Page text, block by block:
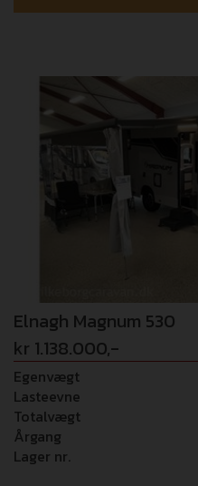
er inkluderet i prisen:
Midi Heki 70x50cm -
Elektrisk trin -
TPMS (dæktrykskontrol) -
gearknop i læder - Techno
Radio med 9”
+ ratbetjening -
med disse pakker:
markise AUTOMATGEAR
automatgearkasse PACK
Adaptiv fartpilot - Fuld
Elnagh Magnum 530
kr 1.138.000,-
Egenvægt
Lasteevne
Totalvægt
Årgang
Lager nr.